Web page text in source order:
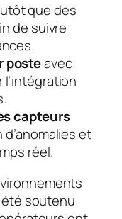
que des
de suivre
posteavec
capteurs
d’anomalies et
réel.
été soutenu